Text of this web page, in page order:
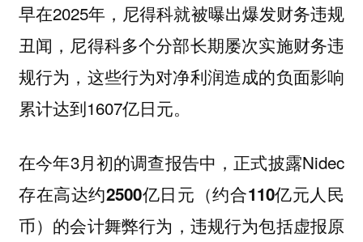
早在2025年，尼得科就被曝出爆发财务违规
丑闻，尼得科多个分部长期屡次实施财务违
规行为，这些行为对净利润造成的负面影响
累计达到1607亿日元。
在今年3月初的调查报告中，正式披露Nidec
存在高达约2500亿日元（约合110亿元人民
币）的会计舞弊行为 ，违规行为包括虚报原